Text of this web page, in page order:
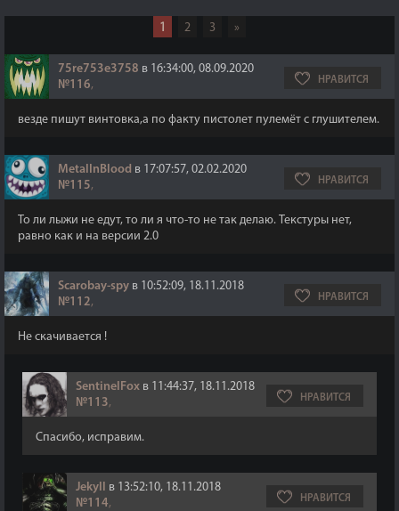
1 2 3 »
75re753e3758 в 16:34:00, 08.09.2020
№116, НРАВИТСЯ
везде пишут винтовка,а по факту пистолет пулемёт с глушителем.
MetalInBlood в 17:07:57, 02.02.2020
№115, НРАВИТСЯ
То ли лыжи не едут, то ли я что-то не так делаю. Текстуры нет,
равно как и на версии 2.0
Scarobay-spy в 10:52:09, 18.11.2018
№112, НРАВИТСЯ
Не скачивается !
SentinelFox в 11:44:37, 18.11.2018
№113, НРАВИТСЯ
Спасибо, исправим.
Jekyll в 13:52:10, 18.11.2018
№114, НРАВИТСЯ